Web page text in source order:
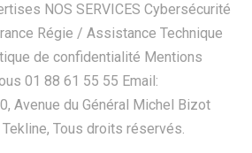
NOS SERVICES Cybersécurité
Régie / Assistance Technique
de confidentialité Mentions
01 88 61 55 55 Email:
Avenue du Général Michel Bizot
Tous droits réservés.